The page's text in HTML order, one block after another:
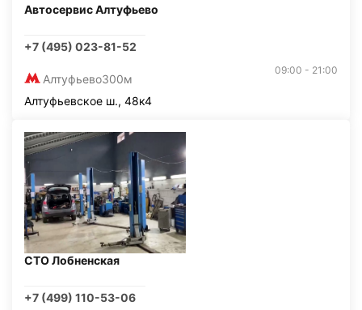
Автосервис Алтуфьево
+7 (495) 023-81-52
Алтуфьево300м
09:00 - 21:00
Алтуфьевское ш., 48к4
СТО Лобненская
+7 (499) 110-53-06